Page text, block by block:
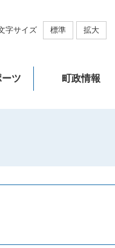
字サイズ 標準 拡大
ツ 町政情報